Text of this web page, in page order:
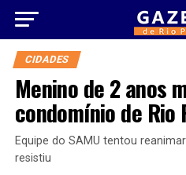
CIDADES
Menino de 2 anos
condomínio de
Equipe do SAMU tentou
resistiu